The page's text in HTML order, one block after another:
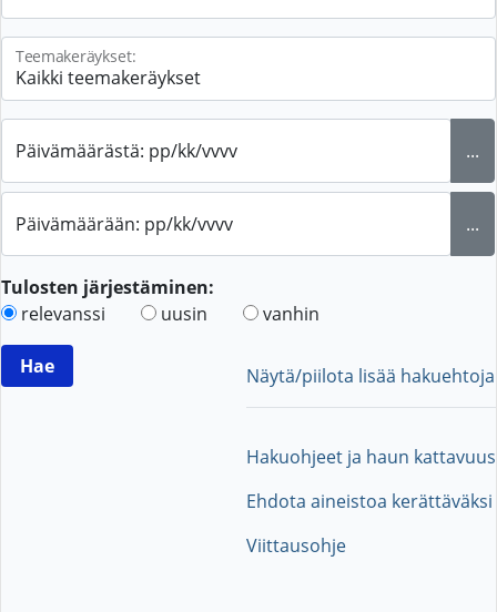
Teemakeräykset:
Päivämäärästä: pp/kk/vvvv ...
Päivämäärään: pp/kk/vvvv ...
Tulosten järjestäminen:
relevanssi
uusin vanhin
Näytä/piilota lisää hakuehtoja
Hakuohjeet ja haun kattavuus
Ehdota aineistoa kerättäväksi
Viittausohje